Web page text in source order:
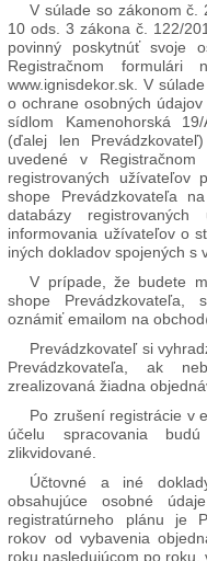
Grilovací
program
Papier
a
hygiena
Dekorácie
potreby
Ostatný
rôzny
sortiment
Záhradná
a
dekoračná
keramika
V súlade so zákonom č.
10 ods. 3 zákona č. 122/
povinný poskytnúť svoje
Registračnom formulári
www.ignisdekor.sk. V
o ochrane osobných
sídlom Kamenohorská
(ďalej len
uvedené v
registrovaných užívateľov
shope Prevádzkovateľa
databázy registrovaných
informovania užívateľov o
iných dokladov spojených s
V prípade, že budete
shope Prevádzkovateľa,
oznámiť emailom na
Prevádzkovateľ si
Prevádzkovateľa, ak
zrealizovaná žiadna
Po zrušení registrácie v
účelu spracovania
zlikvidované.
Účtovné a iné
obsahujúce osobné
registratúrneho plánu je
rokov od vybavenia
roku nasledujúcom po